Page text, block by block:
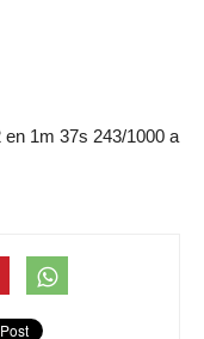
1m 37s 243/1000 a